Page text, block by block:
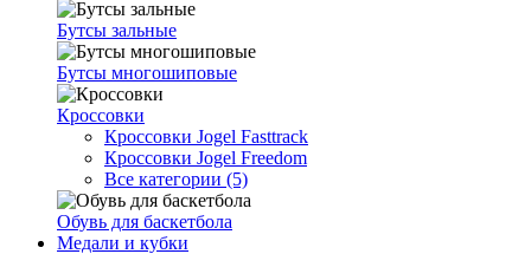
Бутсы зальные
Бутсы многошиповые
Кроссовки
Кроссовки Jogel Fasttrack
Кроссовки Jogel Freedom
Все категории (5)
Обувь для баскетбола
Медали и кубки